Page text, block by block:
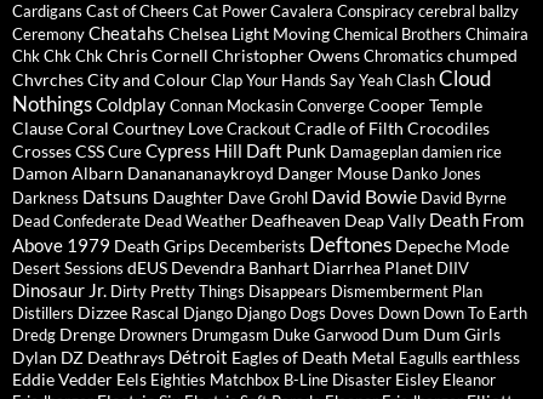
Cardigans Cast of Cheers Cat PowerCavalera Conspiracycerebral ballzy
CeremonyCheatahs Chelsea Light MovingChemical Brothers Chimaira
Chk Chk ChkChris Cornell Christopher OwensChromatics chumped
ChvrchesCity and ColourClap Your Hands Say YeahClashCloud
NothingsColdplayConnan MockasinConvergeCooper Temple
ClauseCoral Courtney LoveCrackoutCradle of Filth Crocodiles
CrossesCSSCureCypress Hill Daft Punk Damageplandamien rice
Damon Albarn Dananananaykroyd Danger Mouse Danko Jones
Darkness Datsuns Daughter Dave Grohl David Bowie David Byrne
Dead Confederate Dead Weather Deafheaven Deap Vally Death From
Above 1979 Death Grips Decemberists Deftones Depeche Mode
Desert Sessions dEUS Devendra Banhart Diarrhea Planet DIIV
Dinosaur Jr. Dirty Pretty Things Disappears Dismemberment Plan
Distillers Dizzee Rascal Django Django Dogs Doves Down Down To Earth
Dredg Drenge Drowners Drumgasm Duke Garwood Dum Dum Girls
Dylan DZ Deathrays Détroit Eagles of Death Metal Eagulls earthless
Eddie Vedder Eels Eighties Matchbox B-Line Disaster Eisley Eleanor